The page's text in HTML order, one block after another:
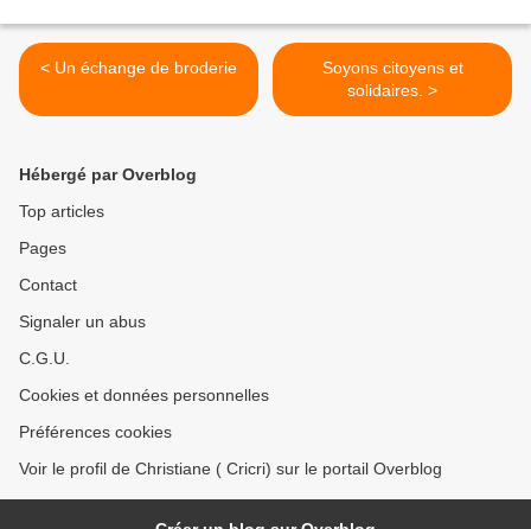
< Un échange de broderie
Soyons citoyens et
solidaires. >
Hébergé par Overblog
Top articles
Pages
Contact
Signaler un abus
C.G.U.
Cookies et données personnelles
Préférences cookies
Voir le profil de Christiane ( Cricri) sur le portail Overblog